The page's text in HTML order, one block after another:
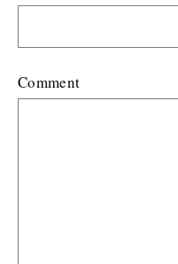
Comment